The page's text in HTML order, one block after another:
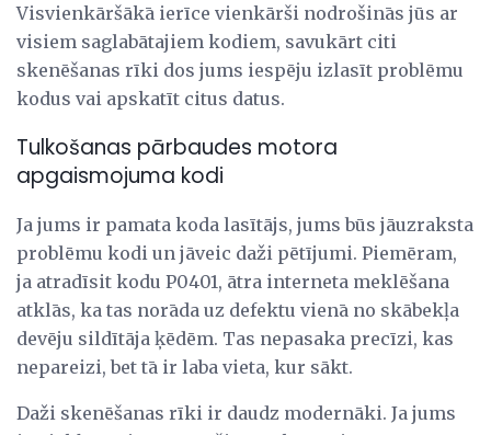
Visvienkāršākā ierīce vienkārši nodrošinās jūs ar
visiem saglabātajiem kodiem, savukārt citi
skenēšanas rīki dos jums iespēju izlasīt problēmu
kodus vai apskatīt citus datus.
Tulkošanas pārbaudes motora
apgaismojuma kodi
Ja jums ir pamata koda lasītājs, jums būs jāuzraksta
problēmu kodi un jāveic daži pētījumi. Piemēram,
ja atradīsit kodu P0401, ātra interneta meklēšana
atklās, ka tas norāda uz defektu vienā no skābekļa
devēju sildītāja ķēdēm. Tas nepasaka precīzi, kas
nepareizi, bet tā ir laba vieta, kur sākt.
Daži skenēšanas rīki ir daudz modernāki. Ja jums